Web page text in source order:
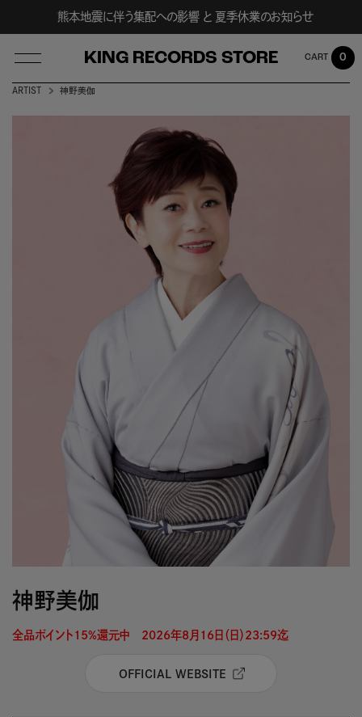
熊本地震に伴う集配への影響 と 夏季休業のお知らせ
KING RECORDS STORE 0
ARTIST 神野美伽
神野美伽
全品ポイント15%還元中　2026年8月16日（日）23:59迄
OFFICIAL WEBSITE